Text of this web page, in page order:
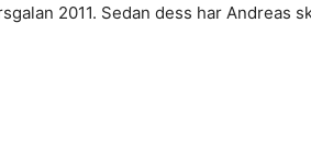
2011. Sedan dess har Andreas